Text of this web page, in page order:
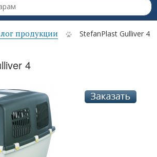
продукции StefanPlast Gulliver 4
4